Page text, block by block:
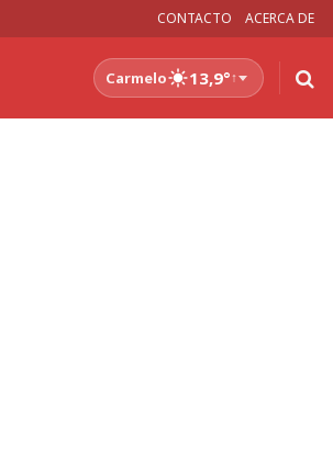
CONTACTO ACERCA DE
Carmelo 13,9°↑